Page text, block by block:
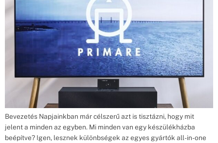
Bevezetés Napjainkban már célszerű azt is tisztázni, hogy mit
jelent a minden az egyben. Mi minden van egy készülékházba
beépítve? Igen, lesznek különbségek az egyes gyártók all-in-one